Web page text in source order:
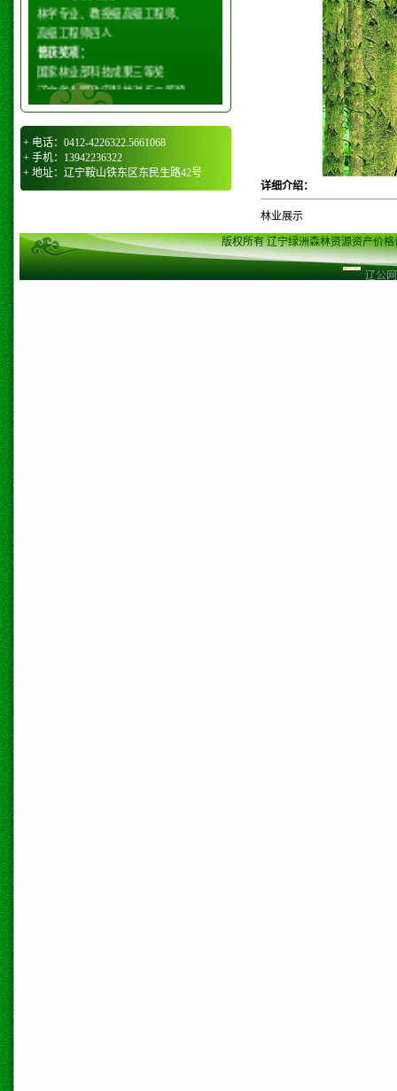
林学专业、教授级高级工程师、
高级工程师四人
曾获奖项：
国家林业部科技成果三等奖
辽宁省人民政府科技进步二等奖
辽宁省林业厅科技进步三等奖
鞍山市政府科技进步三等奖
鞍山市政府农业技术推广二等奖
鞍山市首届科学技术带头人
+ 电话：0412-4226322.5661068
+ 手机：13942236322
+ 地址：辽宁鞍山铁东区东民生路42号
详细介绍：
林业展示
版权所有 辽宁绿洲森林资源资产价
辽公